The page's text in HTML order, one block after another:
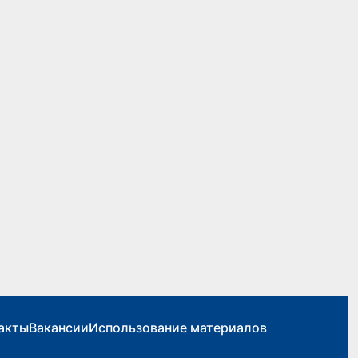
ВакансииИспользование материалов